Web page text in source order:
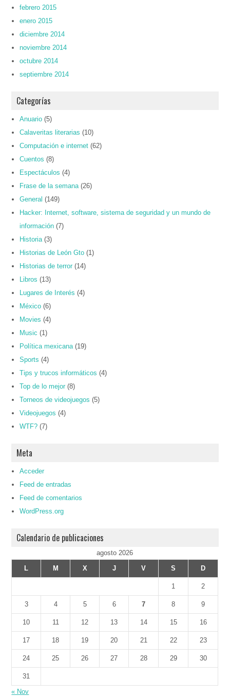
febrero 2015
enero 2015
diciembre 2014
noviembre 2014
octubre 2014
septiembre 2014
Categorías
Anuario (5)
Calaveritas literarias (10)
Computación e internet (62)
Cuentos (8)
Espectáculos (4)
Frase de la semana (26)
General (149)
Hacker: Internet, software, sistema de seguridad y un mundo de
información (7)
Historia (3)
Historias de León Gto (1)
Historias de terror (14)
Libros (13)
Lugares de Interés (4)
México (6)
Movies (4)
Music (1)
Política mexicana (19)
Sports (4)
Tips y trucos informáticos (4)
Top de lo mejor (8)
Torneos de videojuegos (5)
Videojuegos (4)
WTF? (7)
Meta
Acceder
Feed de entradas
Feed de comentarios
WordPress.org
Calendario de publicaciones
agosto 2026
L
M X J V S D
1 2
3 4 5 6 7 8 9
10 11 12 13 14 15 16
17 18 19 20 21 22 23
24 25 26 27 28 29 30
31
« Nov